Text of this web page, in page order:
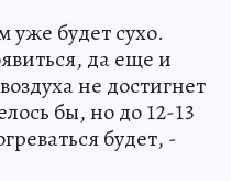
уже будет сухо.
да еще и
не достигнет
бы, но до 12-13
будет, -